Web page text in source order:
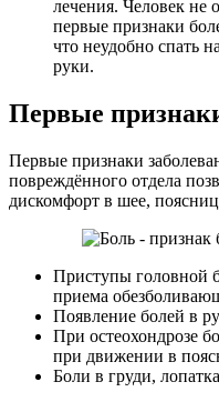
лечения. Человек не
первые признаки
что неудобно спать
руки.
Первые
Первые признаки
повреждённого отдела
дискомфорт в шее,
Приступы головной
приема
Появление болей в
При остеохондрозе
при движении в
Боли в груди,